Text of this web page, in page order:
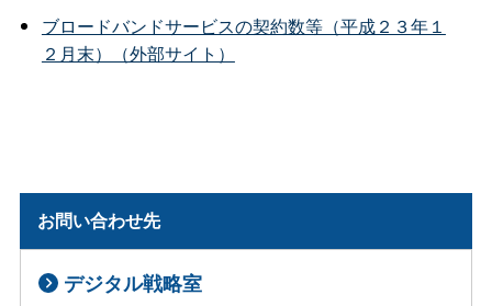
ブロードバンドサービスの契約数等（平成２３年１
２月末）（外部サイト）
お問い合わせ先
デジタル戦略室